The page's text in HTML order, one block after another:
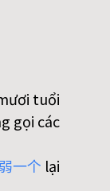
tuổi
gọi các
弱一个 lại